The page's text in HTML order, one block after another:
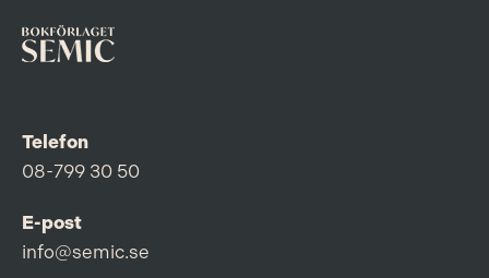
Telefon
08-799 30 50
E-post
info@semic.se